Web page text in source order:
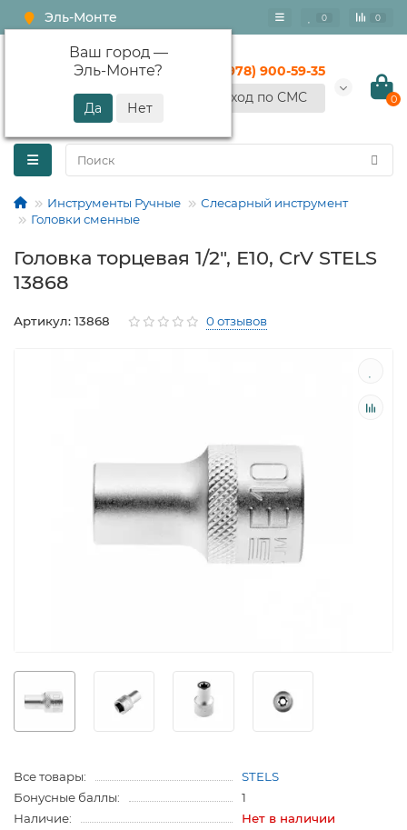
Эль-Монте
Ваш город —
Эль-Монте?
0 0
+7 (978) 900-59-35
Вход по СМС
0
Инструменты Ручные
Слесарный инструмент
Головки сменные
Головка торцевая 1/2", Е10, CrV STELS
13868
Артикул: 13868 0 отзывов
Все товары:
STELS
Бонусные баллы:
1
Наличие:
Нет в наличии